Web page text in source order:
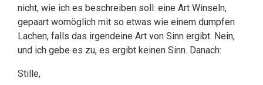
nicht, wie ich es beschreiben soll: eine Art Winseln,
gepaart womöglich mit so etwas wie einem dumpfen
Lachen, falls das irgendeine Art von Sinn ergibt. Nein,
und ich gebe es zu, es ergibt keinen Sinn. Danach:
Stille,